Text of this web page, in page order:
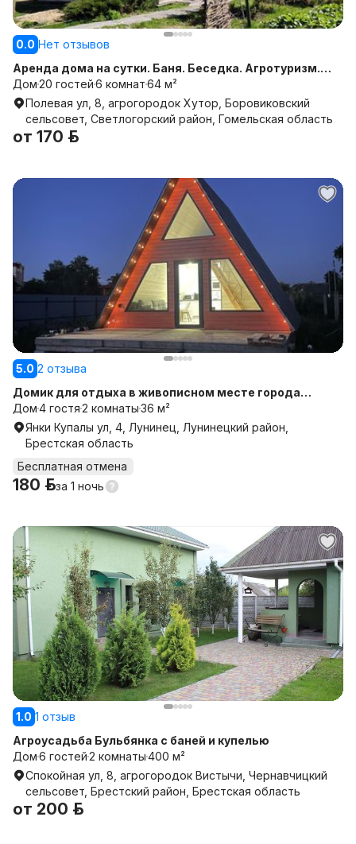
0.0 Нет отзывов
Аренда дома на сутки. Баня. Беседка. Агротуризм.
Светлогорск
Дом20 гостей6 комнат64 м²
Полевая ул, 8, агрогородок Хутор, Боровиковский
сельсовет, Светлогорский район, Гомельская область
от 170 р.
5.0 2 отзыва
Домик для отдыха в живописном месте города
Лунинца, # A-frame
Дом4 гостя2 комнаты36 м²
Янки Купалы ул, 4, Лунинец, Лунинецкий район,
Брестская область
Бесплатная отмена
180 р.за 1 ночь
1.0 1 отзыв
Агроусадьба Бульбянка с баней и купелью
Дом6 гостей2 комнаты400 м²
Спокойная ул, 8, агрогородок Вистычи, Чернавчицкий
сельсовет, Брестский район, Брестская область
от 200 р.